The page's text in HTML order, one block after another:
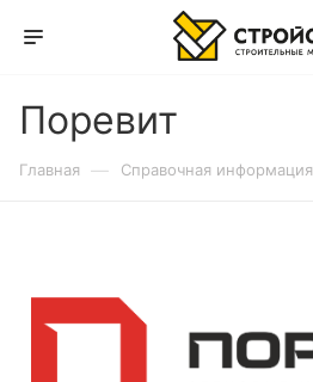
Поревит
Главная — Справочная информация